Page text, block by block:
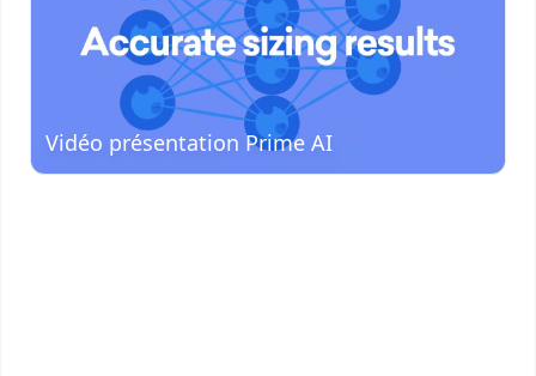
la vidéo
Vidéo présentation Prime AI